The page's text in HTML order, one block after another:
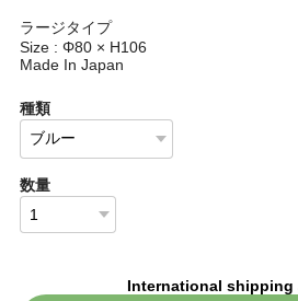
ラージタイプ
Size : Φ80 × H106
Made In Japan
種類
数量
International shipping